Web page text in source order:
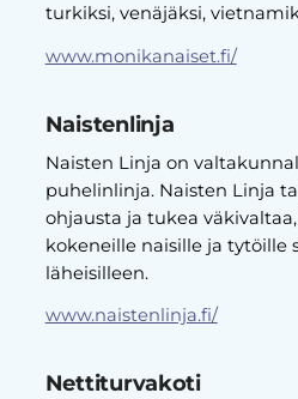
turkiksi, venäjäksi,
www.monikanaiset.fi/
Naistenlinja
Naisten Linja on
puhelinlinja. Naisten Linja
ohjausta ja tukea
kokeneille naisille ja tytöille
läheisilleen.
www.naistenlinja.fi/
Nettiturvakoti